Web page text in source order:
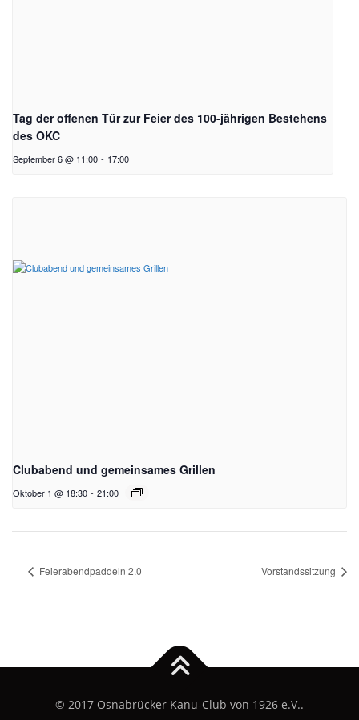
Tag der offenen Tür zur Feier des 100-jährigen Bestehens
des OKC
September 6 @ 11:00 - 17:00
Clubabend und gemeinsames Grillen
Oktober 1 @ 18:30 - 21:00
Feierabendpaddeln 2.0 Vorstandssitzung
© 2017 Osnabrücker Kanu-Club von 1926 e.V..